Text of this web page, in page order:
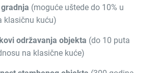
(moguće uštede do 10% u
klasičnu kuću)
održavanja objekta (do 10 puta
na klasične kuće)